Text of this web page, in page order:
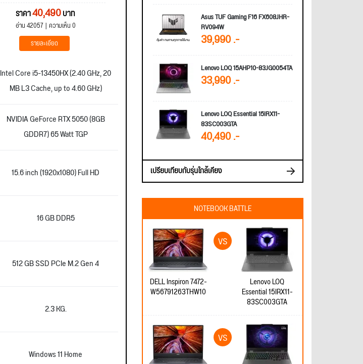
ราคา40,490บาท
อ่าน 42057 ความเห็น 0
รายละเอียด
Intel Core i5-13450HX (2.40 GHz, 20
MB L3 Cache, up to 4.60 GHz)
NVIDIA GeForce RTX 5050 (8GB
GDDR7) 65 Watt TGP
15.6 inch (1920x1080) Full HD
16 GB DDR5
512 GB SSD PCIe M.2 Gen 4
2.3 KG.
Windows 11 Home
Asus TUF Gaming F16 FX608JHR-
RV094W
39,990 .-
Lenovo LOQ 15AHP10-83JG0054TA
33,990 .-
Lenovo LOQ Essential 15IRX11-
83SC003GTA
40,490 .-
เปรียบเทียบกับรุ่นใกล้เคียง
NOTEBOOK BATTLE
DELL Inspiron 7472-
W56791263THW10
Lenovo LOQ
Essential 15IRX11-
83SC003GTA